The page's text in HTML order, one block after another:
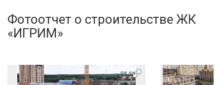
Фотоотчет о строительстве ЖК
«ИГРИМ»